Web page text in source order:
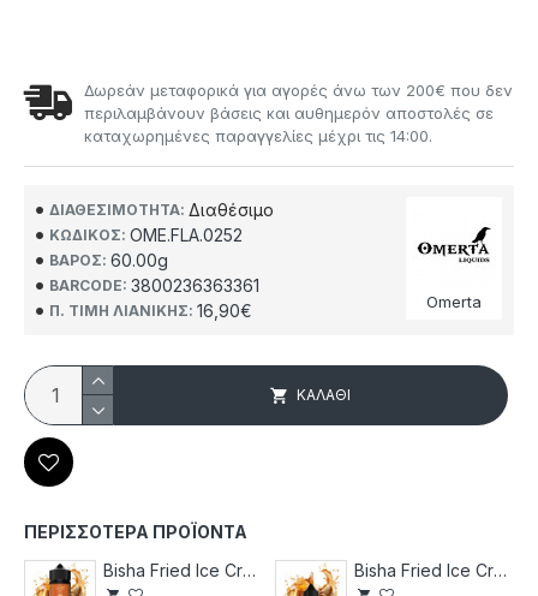
Δωρεάν μεταφορικά για αγορές άνω των 200€ που δεν
περιλαμβάνουν βάσεις και αυθημερόν αποστολές σε
καταχωρημένες παραγγελίες μέχρι τις 14:00.
ΔΙΑΘΕΣΙΜΌΤΗΤΑ: Διαθέσιμο
ΚΩΔΙΚΌΣ: OME.FLA.0252
ΒΆΡΟΣ: 60.00g
BARCODE: 3800236363361
Π. ΤΙΜΉ ΛΙΑΝΙΚΉΣ: 16,90€ Omerta
ΚΑΛΆΘΙ
ΠΕΡΙΣΣΌΤΕΡΑ ΠΡΟΪΌΝΤΑ
Bisha Fried Ice Cream 120
Bisha Fried Ice Cream 30